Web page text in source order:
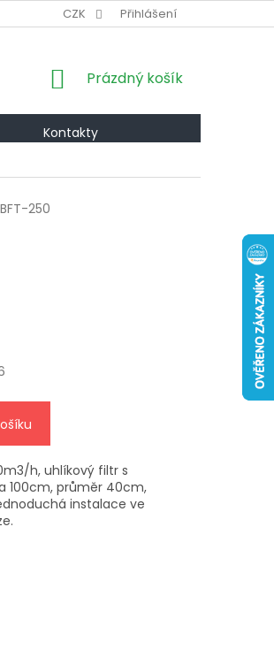
A VRÁCENÍ PODMÍNKY OCHRANY
CZK Přihlášení
NÁKUPNÍ
Prázdný košík
Kontakty
250
h, uhlíkový filtr s
100cm, průměr 40cm,
instalace ve